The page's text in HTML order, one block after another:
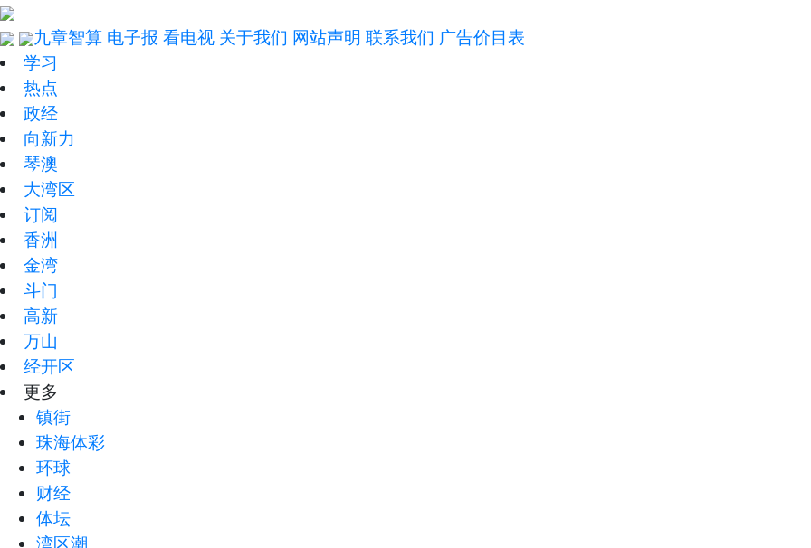
九章智算 电子报 看电视 关于我们 网站声明 联系我们 广告价目表
学习
热点
政经
向新力
琴澳
大湾区
订阅
香洲
金湾
斗门
高新
万山
经开区
更多
镇街
珠海体彩
环球
财经
体坛